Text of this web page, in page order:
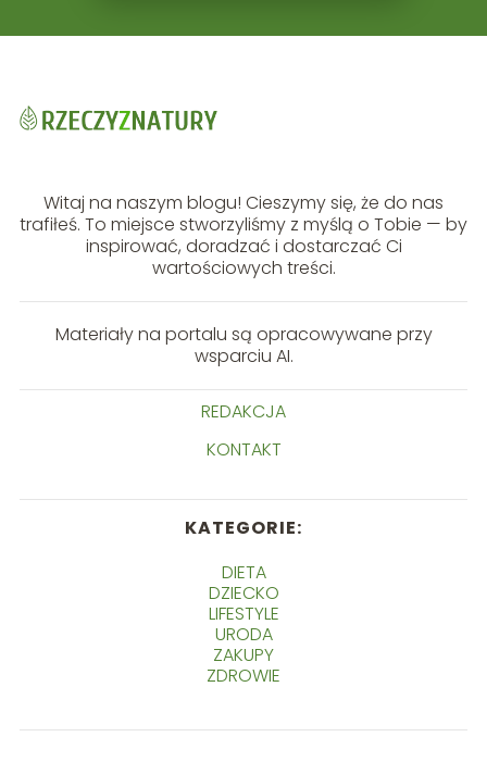
Witaj na naszym blogu! Cieszymy się, że do nas
trafiłeś. To miejsce stworzyliśmy z myślą o Tobie — by
inspirować, doradzać i dostarczać Ci
wartościowych treści.
Materiały na portalu są opracowywane przy
wsparciu AI.
REDAKCJA
KONTAKT
KATEGORIE:
DIETA
DZIECKO
LIFESTYLE
URODA
ZAKUPY
ZDROWIE